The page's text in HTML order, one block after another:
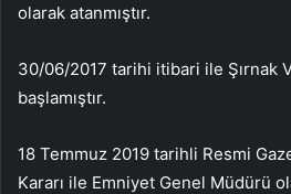
olarak atanmıştır.
30/06/2017 tarihi itibari ile Şırnak
başlamıştır.
18 Temmuz 2019 tarihli Resmi
Kararı ile Emniyet Genel Müdürü